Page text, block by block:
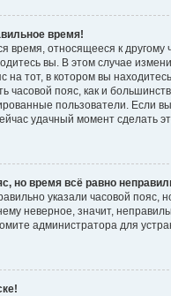
время!
время, относящееся к другому
вы. В этом случае
на тот, в котором вы
часовой пояс, как и
пользователи. Если
удачный момент сделать
но время всё равно
указали часовой пояс,
неверное, значит,
администратора для